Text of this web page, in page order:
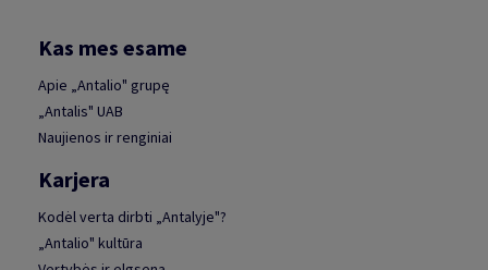
Kas mes esame
Apie „Antalio" grupę
„Antalis" UAB
Naujienos ir renginiai
Karjera
Kodėl verta dirbti „Antalyje"?
„Antalio" kultūra